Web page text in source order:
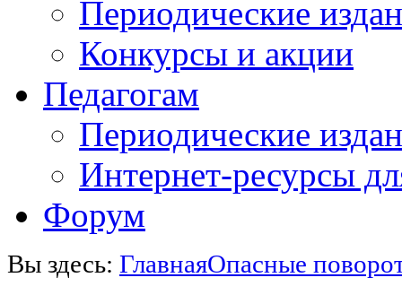
Периодические
Конкурсы и акции
Педагогам
Периодические
Интернет-ресурсы
Форум
Вы здесь: ГлавнаяОпасные